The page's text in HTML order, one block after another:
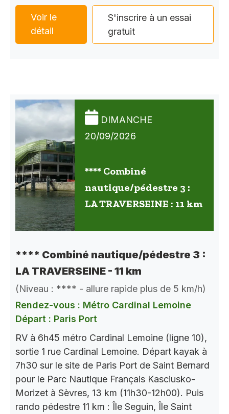
Voir le
détail
S'inscrire à un essai
gratuit
DIMANCHE
20/09/2026
**** Combiné
nautique/pédestre 3 :
LA TRAVERSEINE : 11 km
**** Combiné nautique/pédestre 3 :
LA TRAVERSEINE - 11 km
(Niveau : **** - allure rapide plus de 5 km/h)
Rendez-vous : Métro Cardinal Lemoine
Départ : Paris Port
RV à 6h45 métro Cardinal Lemoine (ligne 10),
sortie 1 rue Cardinal Lemoine. Départ kayak à
7h30 sur le site de Paris Port de Saint Bernard
pour le Parc Nautique Français Kasciusko-
Morizet à Sèvres, 13 km (11h30-12h00). Puis
rando pédestre 11 km : Île Seguin, Île Saint